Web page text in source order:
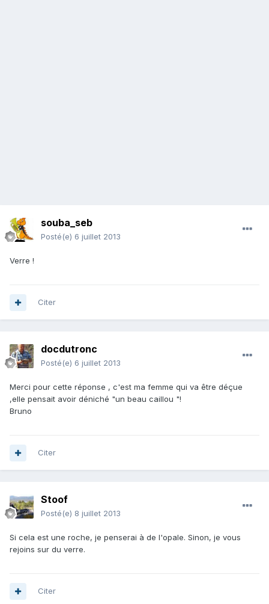
souba_seb
Posté(e) 6 juillet 2013
Verre !
Citer
docdutronc
Posté(e) 6 juillet 2013
Merci pour cette réponse , c'est ma femme qui va être déçue
,elle pensait avoir déniché "un beau caillou "!
Bruno
Citer
Stoof
Posté(e) 8 juillet 2013
Si cela est une roche, je penserai à de l'opale. Sinon, je vous
rejoins sur du verre.
Citer